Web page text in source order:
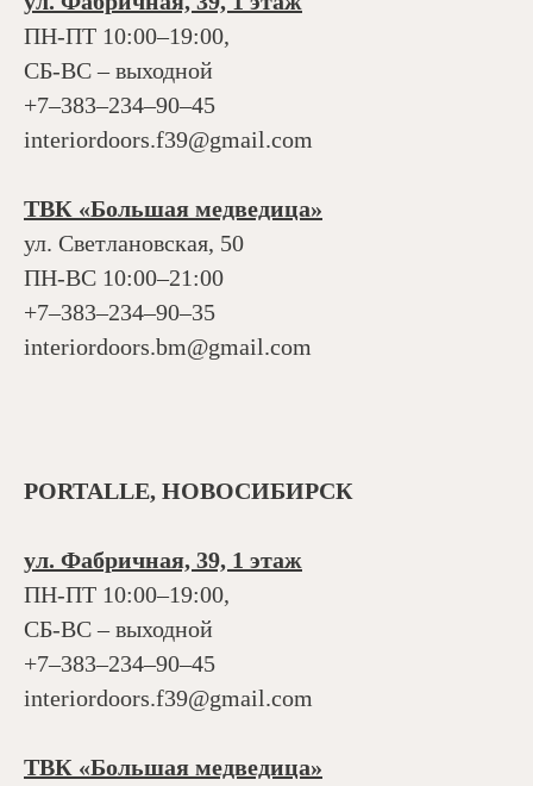
ПН-ПТ 10:00–19:00,
СБ-ВС – выходной
+7‒383‒234‒90‒45
interiordoors.f39@gmail.com
ТВК «Большая медведица»
ул. Светлановская, 50
ПН-ВС 10:00–21:00
+7‒383‒234‒90‒35
interiordoors.bm@gmail.com
PORTALLE, НОВОСИБИРСК
ул. Фабричная, 39, 1 этаж
ПН-ПТ 10:00–19:00,
СБ-ВС – выходной
+7‒383‒234‒90‒45
interiordoors.f39@gmail.com
ТВК «Большая медведица»